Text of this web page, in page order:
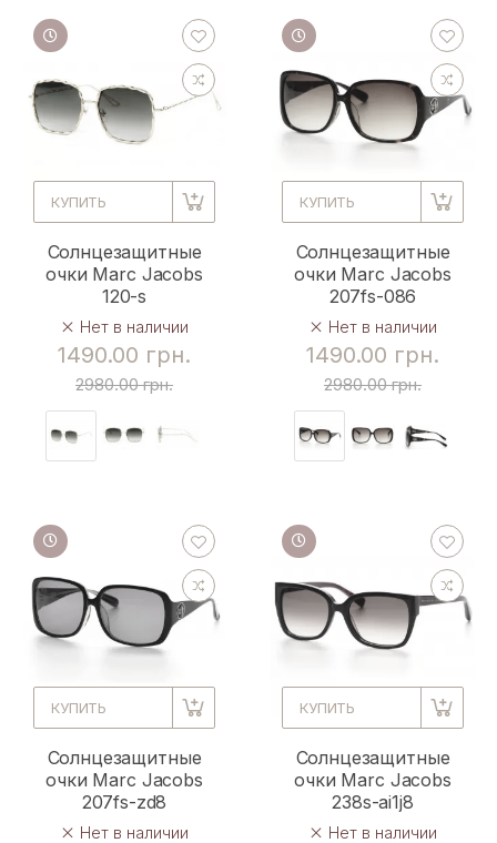
КУПИТЬ
Солнцезащитные
очки Marc Jacobs
120-s
Нет в наличии
1490.00 грн.
2980.00 грн.
КУПИТЬ
Солнцезащитные
очки Marc Jacobs
207fs-086
Нет в наличии
1490.00 грн.
2980.00 грн.
КУПИТЬ
Солнцезащитные
очки Marc Jacobs
207fs-zd8
Нет в наличии
КУПИТЬ
Солнцезащитные
очки Marc Jacobs
238s-ai1j8
Нет в наличии